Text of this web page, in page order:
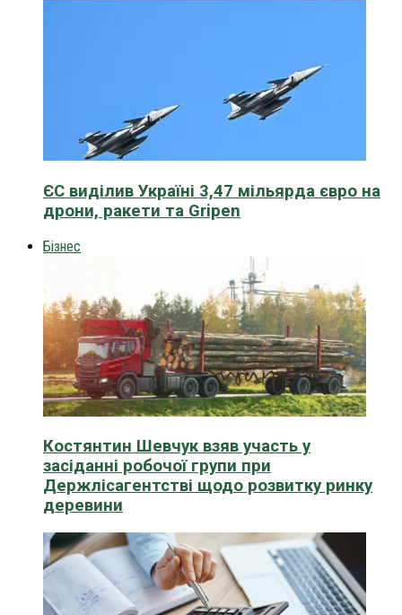
ЄС виділив Україні 3,47 мільярда євро на
дрони, ракети та Gripen
Бізнес
Костянтин Шевчук взяв участь у
засіданні робочої групи при
Держлісагентстві щодо розвитку ринку
деревини